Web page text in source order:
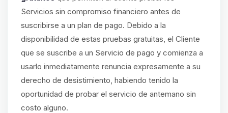
Servicios sin compromiso financiero antes de
suscribirse a un plan de pago. Debido a la
disponibilidad de estas pruebas gratuitas, el Cliente
que se suscribe a un Servicio de pago y comienza a
usarlo inmediatamente renuncia expresamente a su
derecho de desistimiento, habiendo tenido la
oportunidad de probar el servicio de antemano sin
costo alguno.